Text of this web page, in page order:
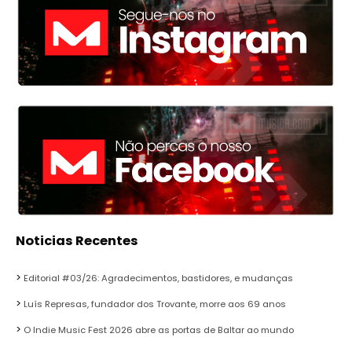
Noticias Recentes
Editorial #03/26: Agradecimentos, bastidores, e mudanças
Luís Represas, fundador dos Trovante, morre aos 69 anos
O Indie Music Fest 2026 abre as portas de Baltar ao mundo